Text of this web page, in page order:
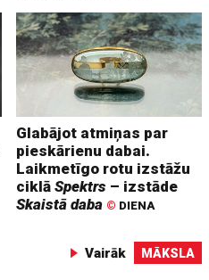
Glabājot atmiņas par
pieskārienu dabai.
Laikmetīgo rotu izstāžu
ciklāSpektrs – izstāde
Skaistā daba © DIENA
Vairāk MĀKSLA